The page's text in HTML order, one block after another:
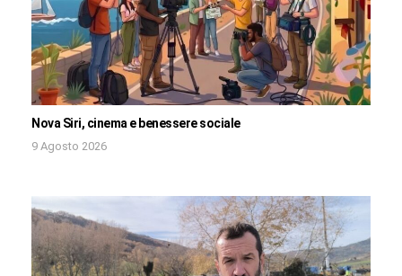
Nova Siri, cinema e benessere sociale
9 Agosto 2026